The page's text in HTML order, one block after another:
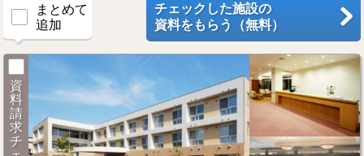
まとめて
追加
チェックした施設の
資料をもらう（無料）
資
料
請
求
チ